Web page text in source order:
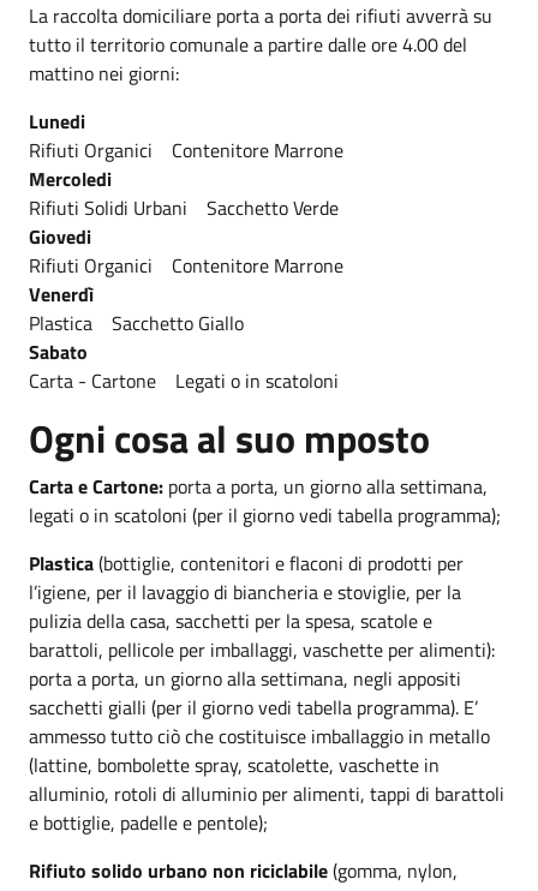
La raccolta domiciliare porta a porta dei rifiuti avverrà su
tutto il territorio comunale a partire dalle ore 4.00 del
mattino nei giorni:
Lunedi
Rifiuti Organici Contenitore Marrone
Mercoledi
Rifiuti Solidi Urbani Sacchetto Verde
Giovedi
Rifiuti Organici Contenitore Marrone
Venerdì
Plastica Sacchetto Giallo
Sabato
Carta - Cartone Legati o in scatoloni
Ogni cosa al suo mposto
Carta e Cartone: porta a porta, un giorno alla settimana,
legati o in scatoloni (per il giorno vedi tabella programma);
Plastica(bottiglie, contenitori e flaconi di prodotti per
l’igiene, per il lavaggio di biancheria e stoviglie, per la
pulizia della casa, sacchetti per la spesa, scatole e
barattoli, pellicole per imballaggi, vaschette per alimenti):
porta a porta, un giorno alla settimana, negli appositi
sacchetti gialli (per il giorno vedi tabella programma). E’
ammesso tutto ciò che costituisce imballaggio in metallo
(lattine, bombolette spray, scatolette, vaschette in
alluminio, rotoli di alluminio per alimenti, tappi di barattoli
e bottiglie, padelle e pentole);
Rifiuto solido urbano non riciclabile(gomma, nylon,